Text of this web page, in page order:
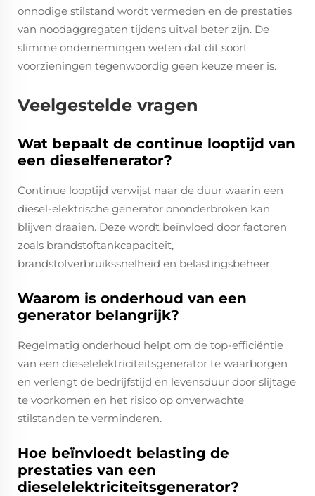
onnodige stilstand wordt vermeden en de prestaties
van noodaggregaten tijdens uitval beter zijn. De
slimme ondernemingen weten dat dit soort
voorzieningen tegenwoordig geen keuze meer is.
Veelgestelde vragen
Wat bepaalt de continue looptijd van
een dieselfenerator?
Continue looptijd verwijst naar de duur waarin een
diesel-elektrische generator ononderbroken kan
blijven draaien. Deze wordt beïnvloed door factoren
zoals brandstoftankcapaciteit,
brandstofverbruikssnelheid en belastingsbeheer.
Waarom is onderhoud van een
generator belangrijk?
Regelmatig onderhoud helpt om de top-efficiëntie
van een dieselelektriciteitsgenerator te waarborgen
en verlengt de bedrijfstijd en levensduur door slijtage
te voorkomen en het risico op onverwachte
stilstanden te verminderen.
Hoe beïnvloedt belasting de
prestaties van een
dieselelektriciteitsgenerator?